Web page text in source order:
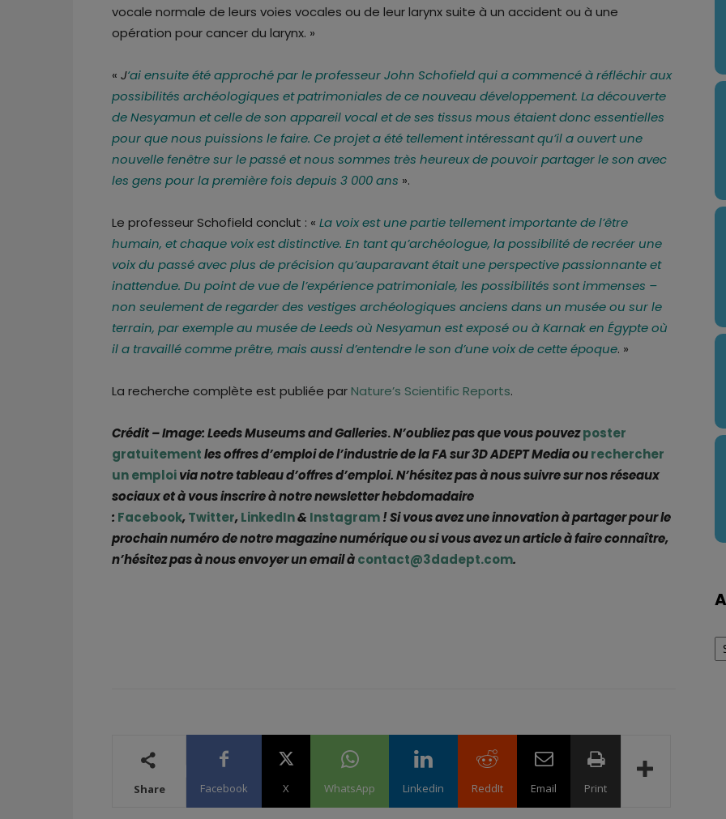
vocale normale de leurs voies vocales ou de leur larynx suite à un accident ou à une
opération pour cancer du larynx. »
« J‘ai ensuite été approché par le professeur John Schofield qui a commencé à réfléchir aux
possibilités archéologiques et patrimoniales de ce nouveau développement. La découverte
de Nesyamun et celle de son appareil vocal et de ses tissus mous étaient donc essentielles
pour que nous puissions le faire. Ce projet a été tellement intéressant qu’il a ouvert une
nouvelle fenêtre sur le passé et nous sommes très heureux de pouvoir partager le son avec
les gens pour la première fois depuis 3 000 ans ».
Le professeur Schofield conclut : « La voix est une partie tellement importante de l’être
humain, et chaque voix est distinctive. En tant qu’archéologue, la possibilité de recréer une
voix du passé avec plus de précision qu’auparavant était une perspective passionnante et
inattendue. Du point de vue de l’expérience patrimoniale, les possibilités sont immenses –
non seulement de regarder des vestiges archéologiques anciens dans un musée ou sur le
terrain, par exemple au musée de Leeds où Nesyamun est exposé ou à Karnak en Égypte où
il a travaillé comme prêtre, mais aussi d’entendre le son d’une voix de cette époque. »
La recherche complète est publiée parNature’s Scientific Reports.
Crédit – Image: Leeds Museums and Galleries.N’oubliez pas que vous pouvezposter
gratuitementles offres d’emploi de l’industrie de la FA sur 3D ADEPT Media ourechercher
un emploivia notre tableau d’offres d’emploi. N’hésitez pas à nous suivre sur nos réseaux
sociaux et à vous inscrire à notre newsletter hebdomadaire
: Facebook,Twitter,LinkedIn& Instagram! Si vous avez une innovation à partager pour le
prochain numéro de notre magazine numérique ou si vous avez un article à faire connaître,
n’hésitez pas à nous envoyer un email àcontact@3dadept.com.
Share Facebook X WhatsApp Linkedin ReddIt Email Print